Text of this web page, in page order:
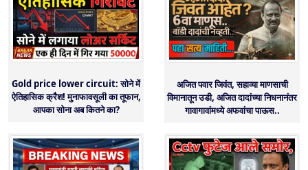
Gold price lower circuit: सोने में
ऐतिहासिक क्रैश! मुनाफावसूली का तूफान,
आपका सोना अब कितने का?
अजित पवार जिवंत, सहाव्या माणसाची
विमानातून उडी, अजित दादांच्या निधनानंतर
गावागावांमध्ये अफवांचा पाऊस..